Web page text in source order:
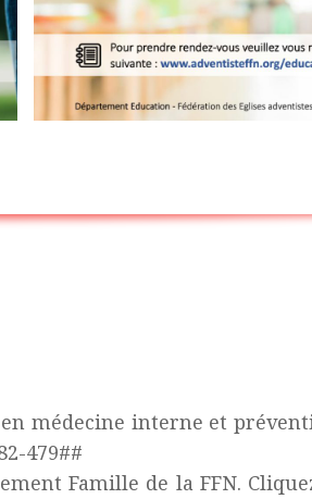
en médecine interne et
479##
Famille de la FFN.